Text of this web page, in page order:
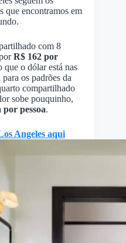
que encontramos em
com 8
R$ 162 por
que o dólar está nas
os padrões da
compartilhado
sobe pouquinho,
pessoa.
Angeles aqui